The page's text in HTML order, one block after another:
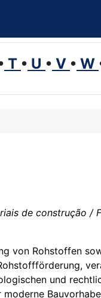
T • U • V • W
de construção /
von Rohstoffen
und